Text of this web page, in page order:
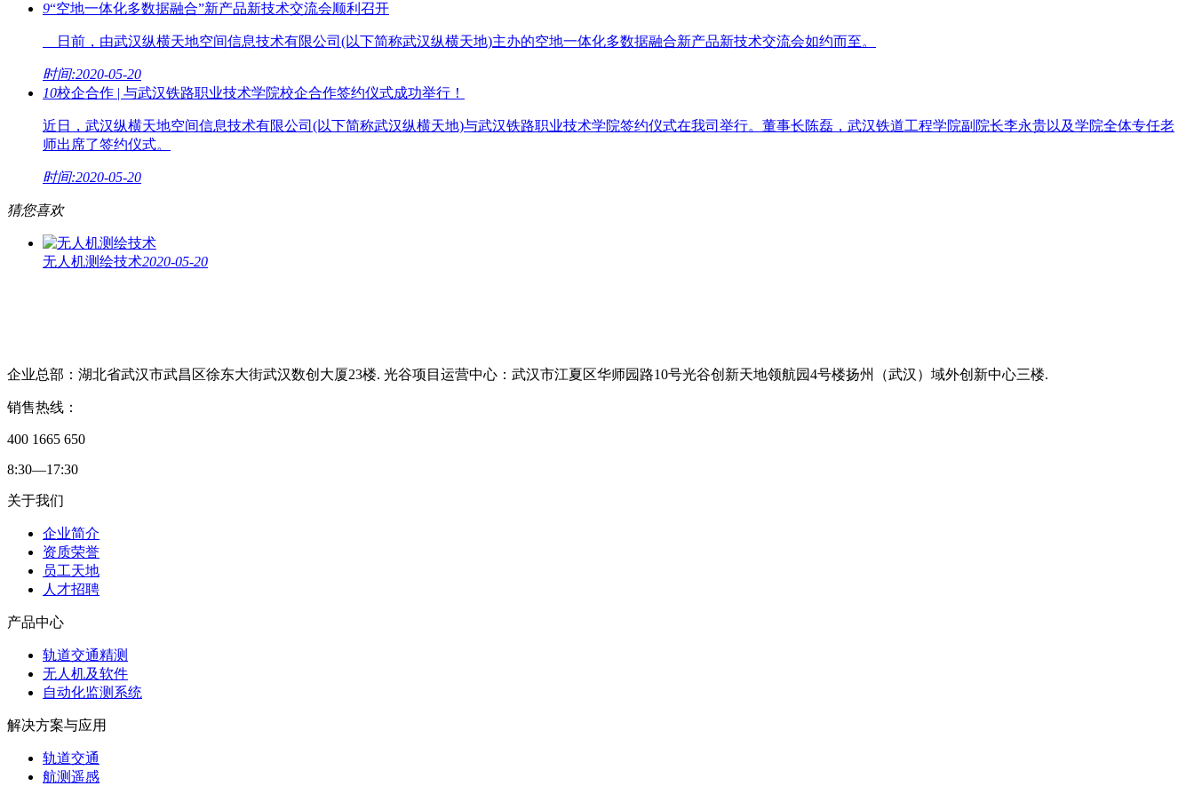
9“空地一体化多数据融合”新产品新技术交流会顺利召开
日前，由武汉纵横天地空间信息技术有限公司(以下简称武汉纵横天地)主办的空地一体化多数据融合新产品新技术交流会如约而至。
时间:2020-05-20
10校企合作 | 与武汉铁路职业技术学院校企合作签约仪式成功举行！
近日，武汉纵横天地空间信息技术有限公司(以下简称武汉纵横天地)与武汉铁路职业技术学院签约仪式在我司举行。董事长陈磊，武汉铁道工程学院副院长李永贵以及学院全体专任老
师出席了签约仪式。
时间:2020-05-20
猜您喜欢
无人机测绘技术2020-05-20
企业总部：湖北省武汉市武昌区徐东大街武汉数创大厦23楼. 光谷项目运营中心：武汉市江夏区华师园路10号光谷创新天地领航园4号楼扬州（武汉）域外创新中心三楼.
销售热线：
400 1665 650
8:30—17:30
关于我们
企业简介
资质荣誉
员工天地
人才招聘
产品中心
轨道交通精测
无人机及软件
自动化监测系统
解决方案与应用
轨道交通
航测遥感